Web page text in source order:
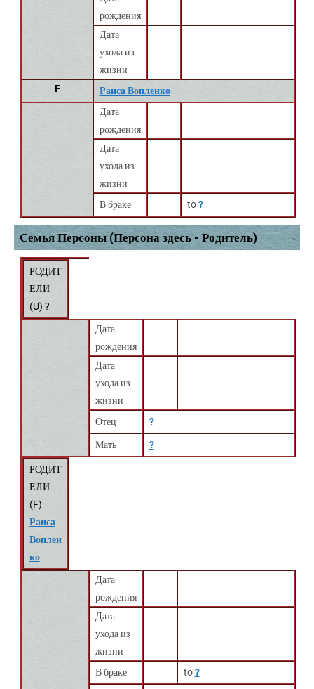
рождения
Дата
ухода из
жизни
F
Раиса Вопленко
Дата
рождения
Дата
ухода из
жизни
В браке
to?
Семья Персоны (Персона здесь - Родитель)
РОДИТ
ЕЛИ
(U) ?
Дата
рождения
Дата
ухода из
жизни
Отец
?
Мать ?
РОДИТ
ЕЛИ
(F)
Раиса
Воплен
ко
Дата
рождения
Дата
ухода из
жизни
В браке
to?